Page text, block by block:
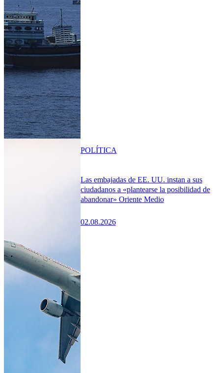
Las embajadas de EE. UU. instan a sus
ciudadanos a «plantearse la posibilidad de
abandonar» Oriente Medio
02.08.2026
POLÍTICA